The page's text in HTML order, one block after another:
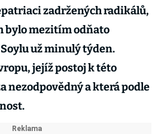
zadržených radikálů,
bylo mezitím odňato
už minulý týden.
jejíž postoj k této
nezodpovědný a která podle